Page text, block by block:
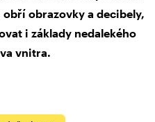
obrazovky a decibely,
i základy nedalekého
vnitra.